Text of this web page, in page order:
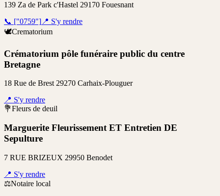
139 Za de Park c'Hastel 29170 Fouesnant
📞 ["0759"] 📍 S'y rendre
🕊️Crematorium
Crématorium pôle funéraire public du centre
Bretagne
18 Rue de Brest 29270 Carhaix-Plouguer
📍 S'y rendre
💐Fleurs de deuil
Marguerite Fleurissement ET Entretien DE
Sepulture
7 RUE BRIZEUX 29950 Benodet
📍 S'y rendre
⚖️Notaire local